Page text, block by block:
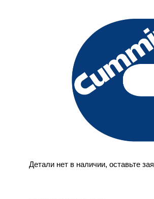
Детали нет в наличии, оставьте